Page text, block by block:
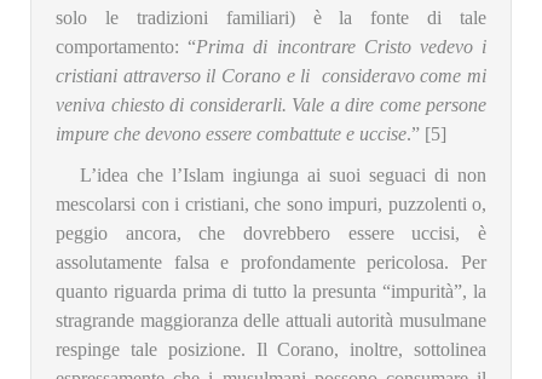
solo le tradizioni familiari) è la fonte di tale
comportamento: “Prima di incontrare Cristo vedevo i
cristiani attraverso il Corano e li consideravo come mi
veniva chiesto di considerarli. Vale a dire come persone
impure che devono essere combattute e uccise.” [5]
L’idea che l’Islam ingiunga ai suoi seguaci di non
mescolarsi con i cristiani, che sono impuri, puzzolenti o,
peggio ancora, che dovrebbero essere uccisi, è
assolutamente falsa e profondamente pericolosa. Per
quanto riguarda prima di tutto la presunta “impurità”, la
stragrande maggioranza delle attuali autorità musulmane
respinge tale posizione. Il Corano, inoltre, sottolinea